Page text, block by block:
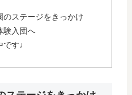
のステージをきっかけ
験入団へ
です♩